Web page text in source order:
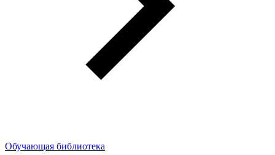
Обучающая библиотека